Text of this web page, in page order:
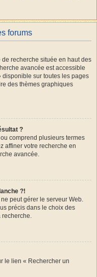
forums
recherche située en haut des
avancée est accessible
sur toutes les pages
des thèmes graphiques
?
comprend plusieurs termes
affiner votre recherche en
avancée.
?!
peut gérer le serveur Web.
précis dans le choix des
recherche.
le lien « Rechercher un